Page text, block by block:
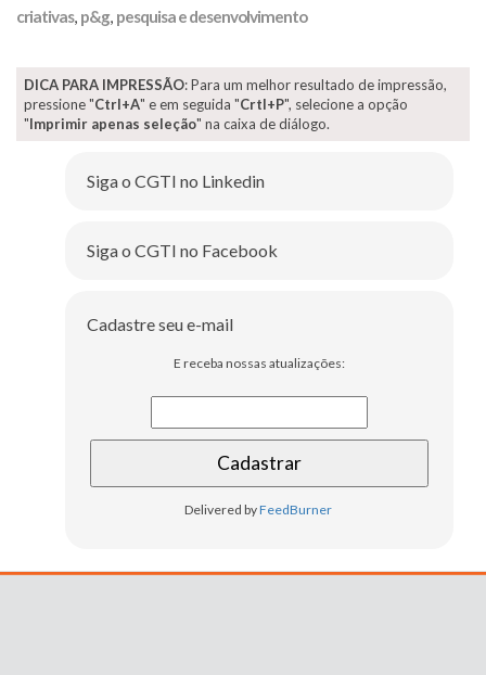
criativas, p&g, pesquisa e desenvolvimento
DICA PARA IMPRESSÃO: Para um melhor resultado de impressão,
pressione "Ctrl+A" e em seguida "Crtl+P", selecione a opção
"Imprimir apenas seleção" na caixa de diálogo.
Siga o CGTI no Linkedin
Siga o CGTI no Facebook
Cadastre seu e-mail
E receba nossas atualizações:
Delivered byFeedBurner